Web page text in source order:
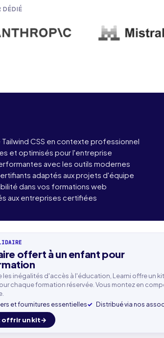
DÉDIÉ
CSS en contexte professionnel
et optimisés pour l'entreprise
avec les outils modernes
adaptés aux projets d'équipe
dans vos formations web
aux entreprises certifiées
offert à un enfant pour
les inégalités d'accès à l'éducation, Learni offre un
chaque formation réservée. Vous montez en
et fournitures essentielles
Distribué via nos
offrir un kit
professionnel
🇫🇷+33▾